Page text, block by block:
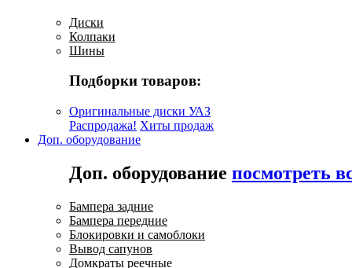
Диски
Колпаки
Шины
Подборки товаров:
Оригинальные диски УАЗ
Распродажа! Хиты продаж
Доп. оборудование
Доп. оборудование посмотреть
Бампера задние
Бампера передние
Блокировки и самоблоки
Вывод сапунов
Домкраты реечные